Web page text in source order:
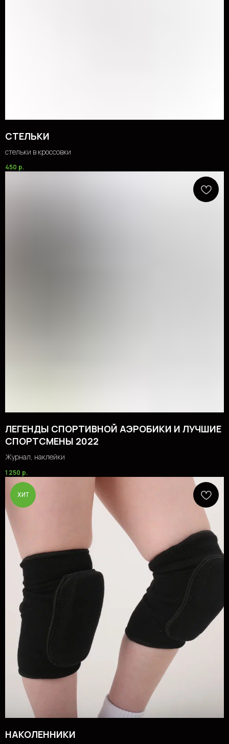
СТЕЛЬКИ
стельки в кроссовки
450 р.
ЛЕГЕНДЫ СПОРТИВНОЙ АЭРОБИКИ И ЛУЧШИЕ
СПОРТСМЕНЫ 2022
Журнал, наклейки
1 250 р.
ХИТ
НАКОЛЕННИКИ